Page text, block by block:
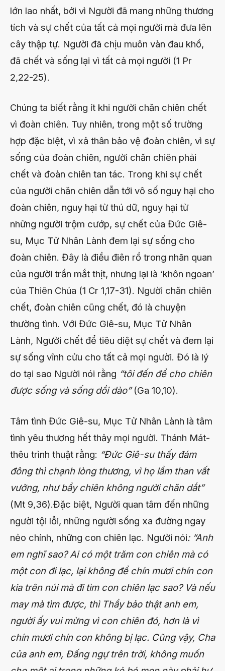
lớn lao nhất, bởi vì Người đã mang những thương
tích và sự chết của tất cả mọi người mà đưa lên
cây thập tự. Người đã chịu muôn vàn đau khổ,
đã chết và sống lại vì tất cả mọi người (1 Pr
2,22-25).
Chúng ta biết rằng ít khi người chăn chiên chết
vì đoàn chiên. Tuy nhiên, trong một số trường
hợp đặc biệt, vì xả thân bảo vệ đoàn chiên, vì sự
sống của đoàn chiên, người chăn chiên phải
chết và đoàn chiên tan tác. Trong khi sự chết
của người chăn chiên dẫn tới vô số nguy hại cho
đoàn chiên, nguy hại từ thú dữ, nguy hại từ
những người trộm cướp, sự chết của Đức Giê-
su, Mục Tử Nhân Lành đem lại sự sống cho
đoàn chiên. Đây là điều điên rồ trong nhãn quan
của người trần mắt thịt, nhưng lại là ‘khôn ngoan’
của Thiên Chúa (1 Cr 1,17-31). Người chăn chiên
chết, đoàn chiên cũng chết, đó là chuyện
thường tình. Với Đức Giê-su, Mục Tử Nhân
Lành, Người chết để tiêu diệt sự chết và đem lại
sự sống vĩnh cửu cho tất cả mọi người. Đó là l‎ý
do tại sao Người nói rằng “tôi đến để cho chiên
được sống và sống dồi dào”(Ga 10,10).
Tâm tình Đức Giê-su, Mục Tử Nhân Lành là tâm
tình yêu thương hết thảy mọi người. Thánh Mát-
thêu trình thuật rằng: “Đức Giê-su thấy đám
đông thì chạnh lòng thương, vì họ lầm than vất
vưởng, như bầy chiên không người chăn dắt”
(Mt 9,36).Đặc biệt, Người quan tâm đến những
người tội lỗi, những người sống xa đường ngay
nẻo chính, những con chiên lạc. Người nói: “Anh
em nghĩ sao? Ai có một trăm con chiên mà có
một con đi lạc, lại không để chín mươi chín con
kia trên núi mà đi tìm con chiên lạc sao? Và nếu
may mà tìm được, thì Thầy bảo thật anh em,
người ấy vui mừng vì con chiên đó, hơn là vì
chín mươi chín con không bị lạc. Cũng vậy, Cha
của anh em, Đấng ngự trên trời, không muốn